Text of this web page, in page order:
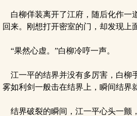
白柳佯装离开了江府，随后化作一
回来。刚想打开密室的门，却发现上
“果然心虚。”白柳冷哼一声。
江一平的结界并没有多厉害，白柳
雾如利剑一般击在结界上，瞬间结界
结界破裂的瞬间，江一平心头一颤